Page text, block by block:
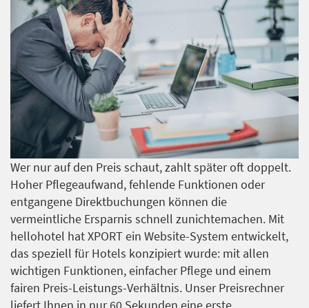
Wer nur auf den Preis schaut, zahlt später oft doppelt.
Hoher Pflegeaufwand, fehlende Funktionen oder
entgangene Direktbuchungen können die
vermeintliche Ersparnis schnell zunichtemachen. Mit
hellohotel hat XPORT ein Website-System entwickelt,
das speziell für Hotels konzipiert wurde: mit allen
wichtigen Funktionen, einfacher Pflege und einem
fairen Preis-Leistungs-Verhältnis. Unser Preisrechner
liefert Ihnen in nur 60 Sekunden eine erste